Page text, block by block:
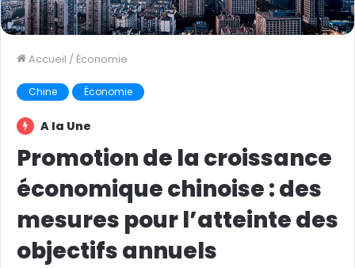
Accueil / Économie
Chine Économie
A la Une
Promotion de la croissance
économique chinoise : des
mesures pour l’atteinte des
objectifs annuels